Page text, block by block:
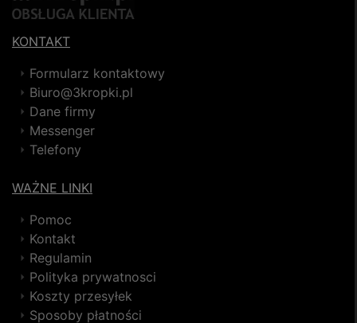
KONTAKT
Formularz kontaktowy
Biuro@3kropki.pl
Dane firmy
Messenger
Telefony
WAŻNE LINKI
Pomoc
Kontakt
Regulamin
Polityka prywatnosci
Koszty przesyłek
Sposoby płatności